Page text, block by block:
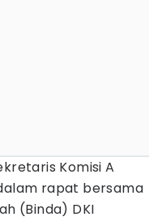
Komisi A
rapat bersama
(Binda) DKI